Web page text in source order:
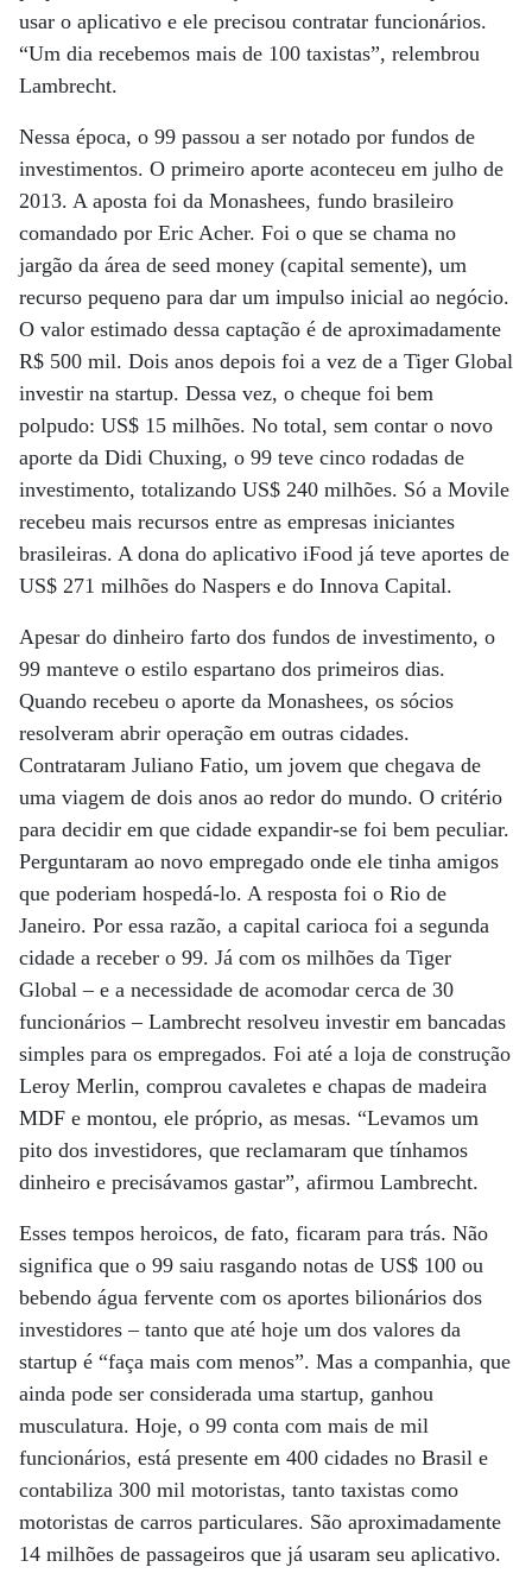
usar o aplicativo e ele precisou contratar funcionários.
“Um dia recebemos mais de 100 taxistas”, relembrou
Lambrecht.
Nessa época, o 99 passou a ser notado por fundos de
investimentos. O primeiro aporte aconteceu em julho de
2013. A aposta foi da Monashees, fundo brasileiro
comandado por Eric Acher. Foi o que se chama no
jargão da área de seed money (capital semente), um
recurso pequeno para dar um impulso inicial ao negócio.
O valor estimado dessa captação é de aproximadamente
R$ 500 mil. Dois anos depois foi a vez de a Tiger Global
investir na startup. Dessa vez, o cheque foi bem
polpudo: US$ 15 milhões. No total, sem contar o novo
aporte da Didi Chuxing, o 99 teve cinco rodadas de
investimento, totalizando US$ 240 milhões. Só a Movile
recebeu mais recursos entre as empresas iniciantes
brasileiras. A dona do aplicativo iFood já teve aportes de
US$ 271 milhões do Naspers e do Innova Capital.
Apesar do dinheiro farto dos fundos de investimento, o
99 manteve o estilo espartano dos primeiros dias.
Quando recebeu o aporte da Monashees, os sócios
resolveram abrir operação em outras cidades.
Contrataram Juliano Fatio, um jovem que chegava de
uma viagem de dois anos ao redor do mundo. O critério
para decidir em que cidade expandir-se foi bem peculiar.
Perguntaram ao novo empregado onde ele tinha amigos
que poderiam hospedá-lo. A resposta foi o Rio de
Janeiro. Por essa razão, a capital carioca foi a segunda
cidade a receber o 99. Já com os milhões da Tiger
Global – e a necessidade de acomodar cerca de 30
funcionários – Lambrecht resolveu investir em bancadas
simples para os empregados. Foi até a loja de construção
Leroy Merlin, comprou cavaletes e chapas de madeira
MDF e montou, ele próprio, as mesas. “Levamos um
pito dos investidores, que reclamaram que tínhamos
dinheiro e precisávamos gastar”, afirmou Lambrecht.
Esses tempos heroicos, de fato, ficaram para trás. Não
significa que o 99 saiu rasgando notas de US$ 100 ou
bebendo água fervente com os aportes bilionários dos
investidores – tanto que até hoje um dos valores da
startup é “faça mais com menos”. Mas a companhia, que
ainda pode ser considerada uma startup, ganhou
musculatura. Hoje, o 99 conta com mais de mil
funcionários, está presente em 400 cidades no Brasil e
contabiliza 300 mil motoristas, tanto taxistas como
motoristas de carros particulares. São aproximadamente
14 milhões de passageiros que já usaram seu aplicativo.